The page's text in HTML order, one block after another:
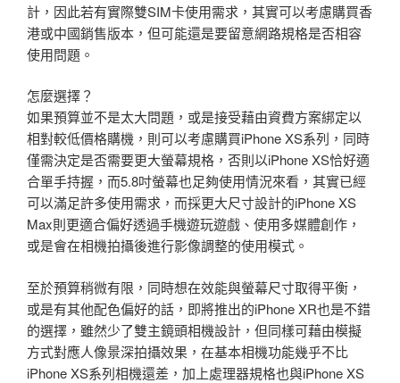
計，因此若有實際雙SIM卡使用需求，其實可以考慮購買香
港或中國銷售版本，但可能還是要留意網路規格是否相容
使用問題。
怎麼選擇？
如果預算並不是太大問題，或是接受藉由資費方案綁定以
相對較低價格購機，則可以考慮購買iPhone XS系列，同時
僅需決定是否需要更大螢幕規格，否則以iPhone XS恰好適
合單手持握，而5.8吋螢幕也足夠使用情況來看，其實已經
可以滿足許多使用需求，而採更大尺寸設計的iPhone XS
Max則更適合偏好透過手機遊玩遊戲、使用多媒體創作，
或是會在相機拍攝後進行影像調整的使用模式。
至於預算稍微有限，同時想在效能與螢幕尺寸取得平衡，
或是有其他配色偏好的話，即將推出的iPhone XR也是不錯
的選擇，雖然少了雙主鏡頭相機設計，但同樣可藉由模擬
方式對應人像景深拍攝效果，在基本相機功能幾乎不比
iPhone XS系列相機還差，加上處理器規格也與iPhone XS